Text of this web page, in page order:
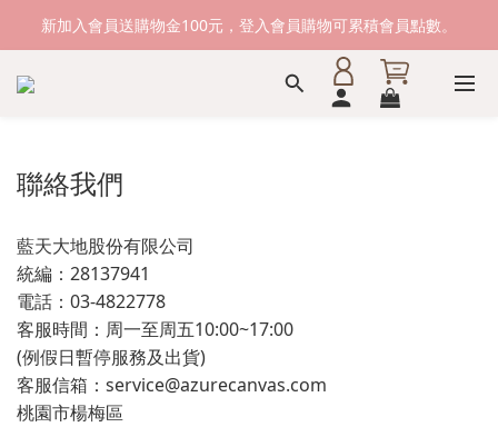
新加入會員送購物金100元，登入會員購物可累積會員點數。
新加入會員送購物金100元，登入會員購物可累積會員點數。
滿1500元免運費。 滿2000元，貨到付款免運。
聯絡我們
藍天大地股份有限公司
統編：28137941
電話：03-4822778
客服時間：周一至周五10:00~17:00
(例假日暫停服務及出貨)
客服信箱：service@azurecanvas.com
桃園市楊梅區